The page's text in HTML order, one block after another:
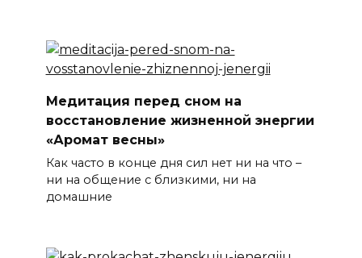
Медитация перед сном на
восстановление жизненной энергии
«Аромат весны»
Как часто в конце дня сил нет ни на что –
ни на общение с близкими, ни на
домашние